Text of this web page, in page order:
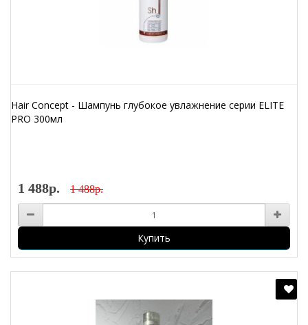
Hair Concept - Шампунь глубокое увлажнение серии ELITE
PRO 300мл
1 488р. 1 488р.
Купить